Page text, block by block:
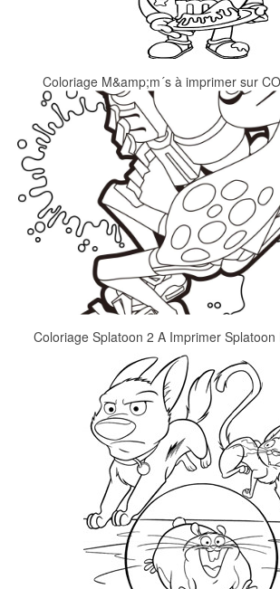
Coloriage M&amp;m´s à imprimer sur
Coloriage Splatoon 2 A Imprimer Splatoon